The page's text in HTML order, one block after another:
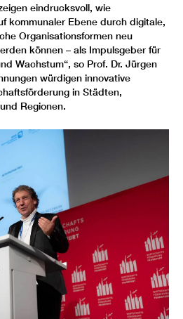
eindrucksvoll, wie
kommunaler Ebene durch digitale,
Organisationsformen neu
können – als Impulsgeber für
Wachstum“, so Prof. Dr. Jürgen
würdigen innovative
in Städten,
Regionen.